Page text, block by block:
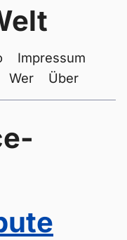
Impressum
Wer Über